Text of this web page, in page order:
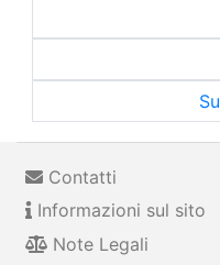
Contatti
Informazioni sul sito
Note Legali